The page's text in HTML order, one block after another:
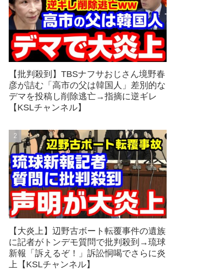
【批判殺到】TBSナフサおじさん境野春
彦が詰む「高市の父は韓国人」差別的な
デマを投稿し削除逃亡→指摘に逆ギレ
【KSLチャンネル】
【大炎上】辺野古ボート転覆事件の遺族
に記者がトンデモ質問で批判殺到→琉球
新報「訴えるぞ！」訴訟恫喝でさらに炎
上【KSLチャンネル】